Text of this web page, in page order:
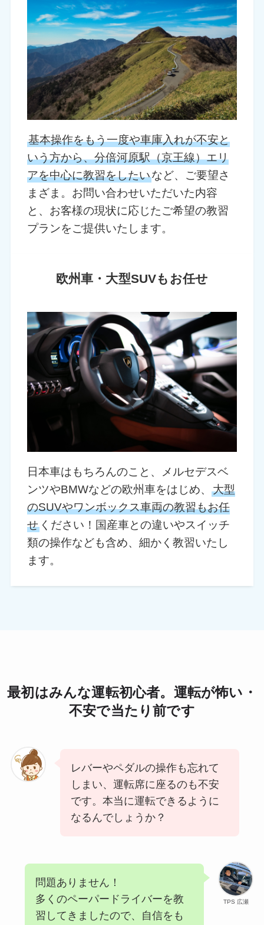
基本操作をもう一度や車庫入れが不安と
いう方から、分倍河原駅（京王線）エリ
アを中心に教習をしたいなど、ご要望さ
まざま。お問い合わせいただいた内容
と、お客様の現状に応じたご希望の教習
プランをご提供いたします。
欧州車・大型SUVもお任せ
日本車はもちろんのこと、メルセデスベ
ンツやBMWなどの欧州車をはじめ、大型
のSUVやワンボックス車両の教習もお任
せ ください！国産車との違いやスイッチ
類の操作なども含め、細かく教習いたし
ます。
最初はみんな運転初心者。運転が怖い・
不安で当たり前です
レバーやペダルの操作も忘れて
しまい、運転席に座るのも不安
です。本当に運転できるように
なるんでしょうか？
TPS 広瀬
問題ありません！
多くのペーパードライバーを教
習してきましたので、自信をも